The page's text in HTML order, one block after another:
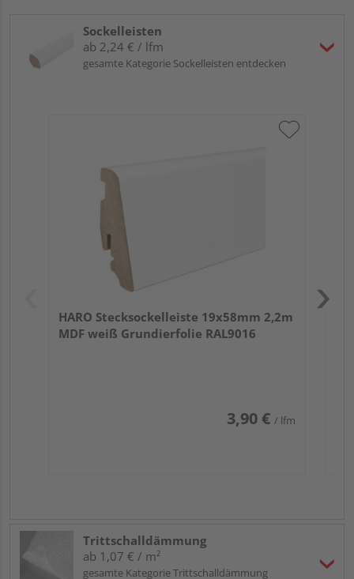
Sockelleisten
ab 2,24 € / lfm
gesamte Kategorie Sockelleisten entdecken
HARO Stecksockelleiste 19x58mm 2,2m
MDF weiß Grundierfolie RAL9016
3,90 € / lfm
Trittschalldämmung
ab 1,07 € / m²
gesamte Kategorie Trittschalldämmung